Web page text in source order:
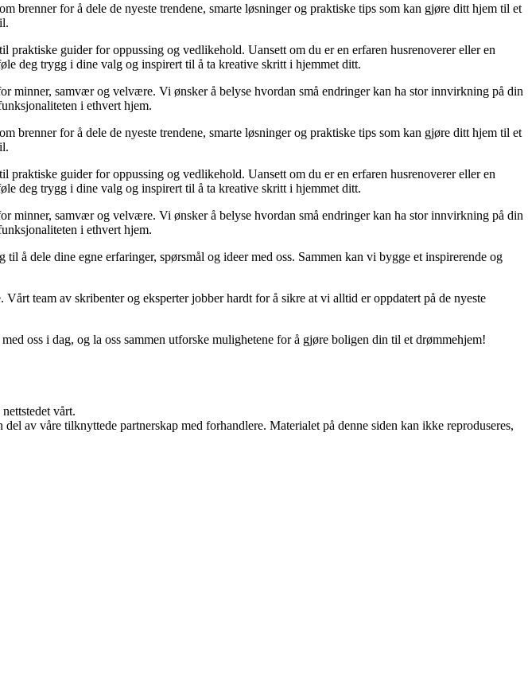
for å dele de nyeste trendene, smarte løsninger og praktiske tips som kan gjøre ditt hjem til et
guider for oppussing og vedlikehold. Uansett om du er en erfaren husrenoverer eller en
deg trygg i dine valg og inspirert til å ta kreative skritt i hjemmet ditt.
minner, samvær og velvære. Vi ønsker å belyse hvordan små endringer kan ha stor innvirkning på din
i ethvert hjem.
for å dele de nyeste trendene, smarte løsninger og praktiske tips som kan gjøre ditt hjem til et
guider for oppussing og vedlikehold. Uansett om du er en erfaren husrenoverer eller en
deg trygg i dine valg og inspirert til å ta kreative skritt i hjemmet ditt.
minner, samvær og velvære. Vi ønsker å belyse hvordan små endringer kan ha stor innvirkning på din
i ethvert hjem.
å dele dine egne erfaringer, spørsmål og ideer med oss. Sammen kan vi bygge et inspirerende og
team av skribenter og eksperter jobber hardt for å sikre at vi alltid er oppdatert på de nyeste
oss i dag, og la oss sammen utforske mulighetene for å gjøre boligen din til et drømmehjem!
vårt.
av våre tilknyttede partnerskap med forhandlere. Materialet på denne siden kan ikke reproduseres,